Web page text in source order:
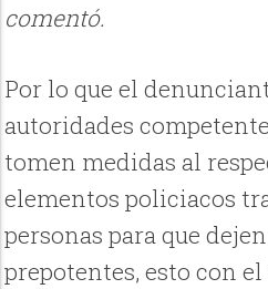
comentó.
Por lo que el
autoridades
tomen medidas al
elementos policiacos
personas para que
prepotentes, esto con